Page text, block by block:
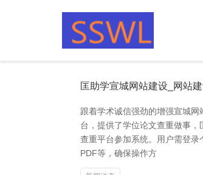
匡助学宣城网站建设_网站
跟着学术诚信强劲的增强宣城
台，提供了学位论文查重做事
查重平台参加系统。用户需登录
PDF等，确保操作方